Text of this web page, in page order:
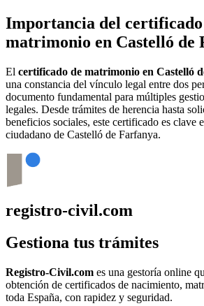
Importancia del certificado
matrimonio en Castelló de
El certificado de matrimonio en Castelló
una constancia del vínculo legal entre dos
documento fundamental para múltiples
legales. Desde trámites de herencia hasta
beneficios sociales, este certificado es clave
ciudadano de Castelló de Farfanya.
registro-civil.com
Gestiona tus trámites
Registro-Civil.com es una gestoría online
obtención de certificados de nacimiento,
toda España, con rapidez y seguridad.